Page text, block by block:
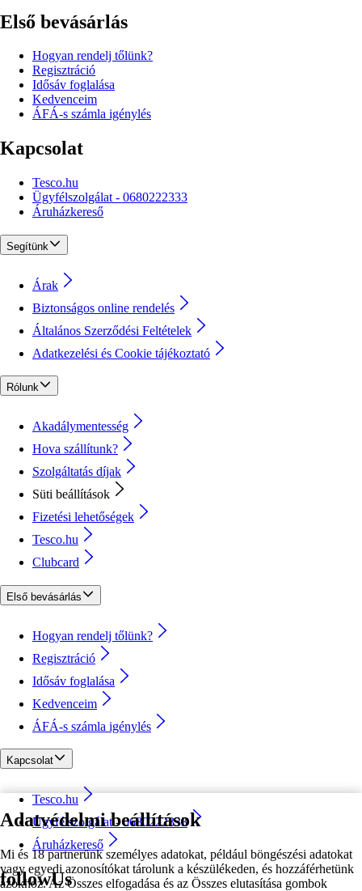
Adatvédelmi beállítások
Mi és 18 partnerünk személyes adatokat, például böngészési adatokat
vagy egyedi azonosítókat tárolunk a készülékeden, és hozzáférhetünk
azokhoz. Az Összes elfogadása és az Összes elutasítása gombok
Első bevásárlás
Hogyan rendelj tőlünk?
Regisztráció
Idősáv foglalása
Kedvenceim
ÁFÁ-s számla igénylés
Kapcsolat
Tesco.hu
Ügyfélszolgálat - 0680222333
Áruházkereső
Segítünk
Árak
Biztonságos online rendelés
Általános Szerződési Feltételek
Adatkezelési és Cookie tájékoztató
Rólunk
Akadálymentesség
Hova szállítunk?
Szolgáltatás díjak
Süti beállítások
Fizetési lehetőségek
Tesco.hu
Clubcard
Első bevásárlás
Hogyan rendelj tőlünk?
Regisztráció
Idősáv foglalása
Kedvenceim
ÁFÁ-s számla igénylés
Kapcsolat
Tesco.hu
Ügyfélszolgálat - 0680222333
Áruházkereső
followUs